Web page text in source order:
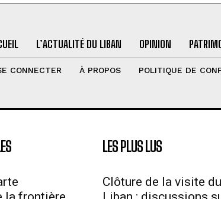
L’ACTUALITÉ DU LIBAN OPINION
CONNECTER À PROPOS POLITIQUE DE
LES PLUS LUS
Clôture de la visite